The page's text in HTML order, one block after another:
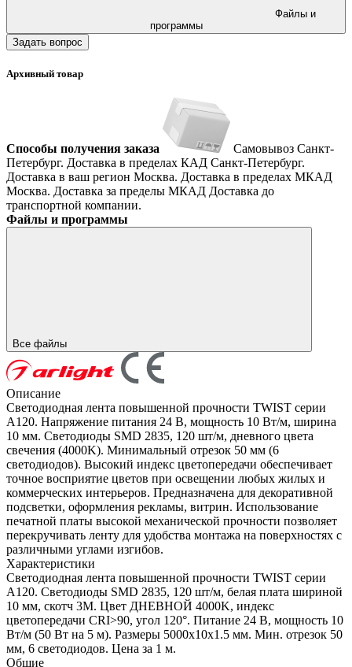
программы
Задать вопрос
Архивный товар
Способы получения заказа Самовывоз Санкт-
Петербург. Доставка в пределах КАД Санкт-Петербург.
Доставка в ваш регион Москва. Доставка в пределах МКАД
Москва. Доставка за пределы МКАД Доставка до
транспортной компании.
Файлы и программы
Все файлы
Описание
Светодиодная лента повышенной прочности TWIST серии
A120. Напряжение питания 24 В, мощность 10 Вт/м, ширина
10 мм. Светодиоды SMD 2835, 120 шт/м, дневного цвета
свечения (4000K). Минимальный отрезок 50 мм (6
светодиодов). Высокий индекс цветопередачи обеспечивает
точное восприятие цветов при освещении любых жилых и
коммерческих интерьеров. Предназначена для декоративной
подсветки, оформления рекламы, витрин. Использование
печатной платы высокой механической прочности позволяет
перекручивать ленту для удобства монтажа на поверхностях с
различными углами изгибов.
Характеристики
Светодиодная лента повышенной прочности TWIST серии
A120. Светодиоды SMD 2835, 120 шт/м, белая плата шириной
10 мм, скотч 3M. Цвет ДНЕВНОЙ 4000K, индекс
цветопередачи CRI>90, угол 120°. Питание 24 В, мощность 10
Вт/м (50 Вт на 5 м). Размеры 5000x10x1.5 мм. Мин. отрезок 50
мм, 6 светодиодов. Цена за 1 м.
Общие